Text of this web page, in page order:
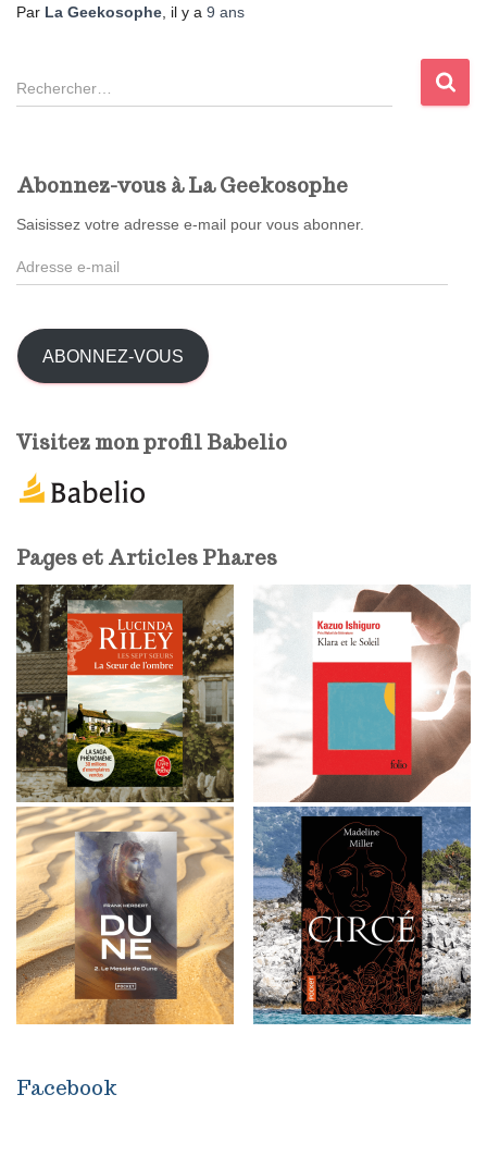
Par La Geekosophe, il y a 9 ans
R
e
e
c
e
:
Abonnez-vous à La Geekosophe
Saisissez votre adresse e-mail pour vous abonner.
A
d
s
s
a
l
ABONNEZ-VOUS
Visitez mon profil Babelio
Pages et Articles Phares
Facebook